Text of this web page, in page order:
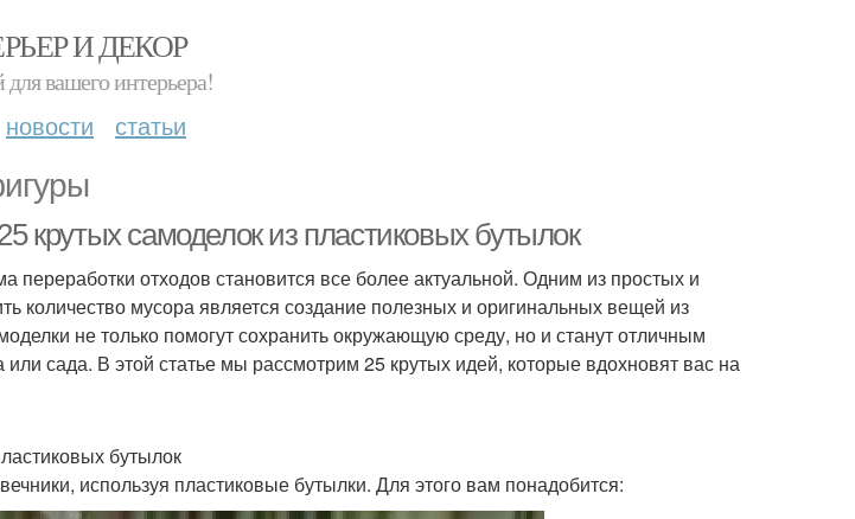
И ДЕКОР
для вашего интерьера!
новости статьи
крутых самоделок из пластиковых бутылок
отходов становится все более актуальной. Одним из простых и
количество мусора является создание полезных и оригинальных вещей из
не только помогут сохранить окружающую среду, но и станут отличным
сада. В этой статье мы рассмотрим 25 крутых идей, которые вдохновят вас на
бутылок
используя пластиковые бутылки. Для этого вам понадобится: